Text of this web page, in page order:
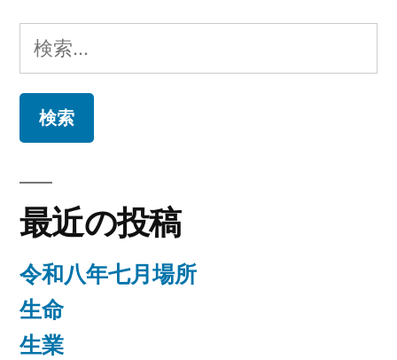
リ
ー:
検
索:
最近の投稿
令和八年七月場所
生命
生業